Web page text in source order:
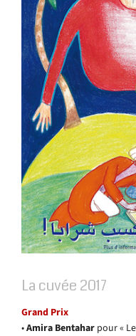
La cuvée 2017
Grand Prix
•Amira Bentahar pour «